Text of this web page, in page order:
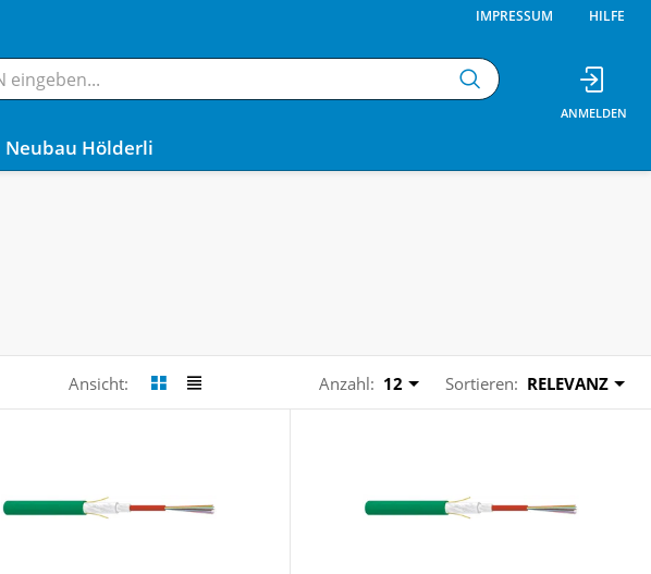
IMPRESSUM HILFE
Neubau Hölderli
Ansicht: Anzahl: 12 Sortieren: RELEVANZ